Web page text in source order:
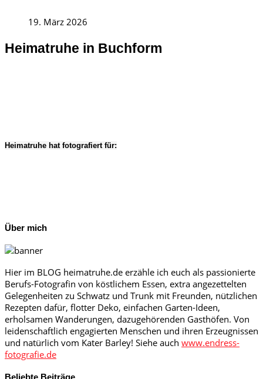
19. März 2026
Heimatruhe in Buchform
Heimatruhe hat fotografiert für:
Über mich
Hier im BLOG heimatruhe.de erzähle ich euch als passionierte
Berufs-Fotografin von köstlichem Essen, extra angezettelten
Gelegenheiten zu Schwatz und Trunk mit Freunden, nützlichen
Rezepten dafür, flotter Deko, einfachen Garten-Ideen,
erholsamen Wanderungen, dazugehörenden Gasthöfen. Von
leidenschaftlich engagierten Menschen und ihren Erzeugnissen
und natürlich vom Kater Barley! Siehe auch www.endress-
fotografie.de
Beliebte Beiträge